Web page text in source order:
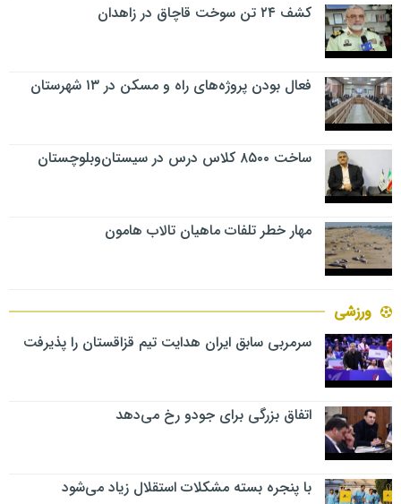
کشف ۲۴ تن سوخت قاچاق در زاهدان
فعال بودن پروژه‌های راه و مسکن در ۱۳ شهرستان
ساخت ۸۵۰۰ کلاس درس در سیستان‌وبلوچستان
مهار خطر تلفات ماهیان تالاب‌ هامون
ورزشی
سرمربی سابق ایران هدایت تیم قزاقستان را پذیرفت
اتفاق بزرگی برای جودو رخ می‌دهد
با پنجره بسته مشکلات استقلال زیاد می‌شود